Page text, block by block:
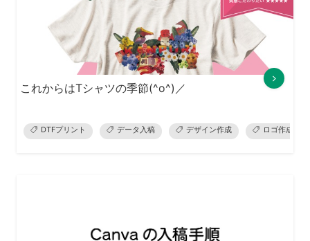
これからはTシャツの季節(^o^)／
DTFプリント データ入稿 デザイン作成 ロゴ作成